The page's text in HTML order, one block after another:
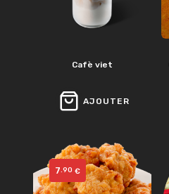
Cafè viet
AJOUTER
7 .90 €